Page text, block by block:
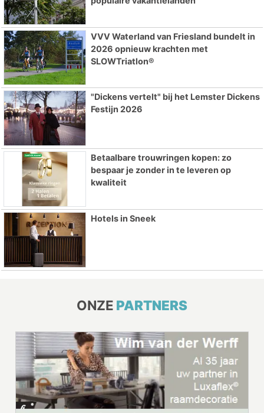
VVV Waterland van Friesland bundelt in
2026 opnieuw krachten met
SLOWTriatlon®
"Dickens vertelt" bij het Lemster Dickens
Festijn 2026
Betaalbare trouwringen kopen: zo
bespaar je zonder in te leveren op
kwaliteit
Hotels in Sneek
ONZE PARTNERS